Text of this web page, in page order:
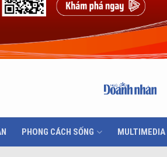
PHONG CÁCH SỐNG MULTIMEDIA